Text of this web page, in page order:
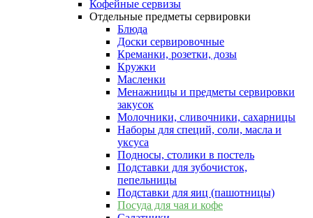
Кофейные сервизы
Отдельные предметы сервировки
Блюда
Доски сервировочные
Креманки, розетки, дозы
Кружки
Масленки
Менажницы и предметы сервировки
закусок
Молочники, сливочники, сахарницы
Наборы для специй, соли, масла и
уксуса
Подносы, столики в постель
Подставки для зубочисток,
пепельницы
Подставки для яиц (пашотницы)
Посуда для чая и кофе